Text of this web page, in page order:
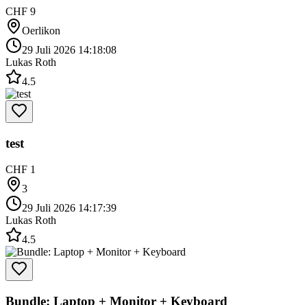
CHF 9
Oerlikon
29 Juli 2026 14:18:08
Lukas Roth
4.5
test
CHF 1
3
29 Juli 2026 14:17:39
Lukas Roth
4.5
Bundle: Laptop + Monitor + Keyboard